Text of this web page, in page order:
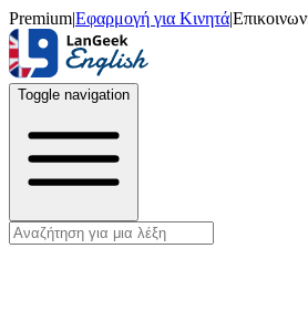
Premium|Εφαρμογή για Κινητά|
Toggle navigation